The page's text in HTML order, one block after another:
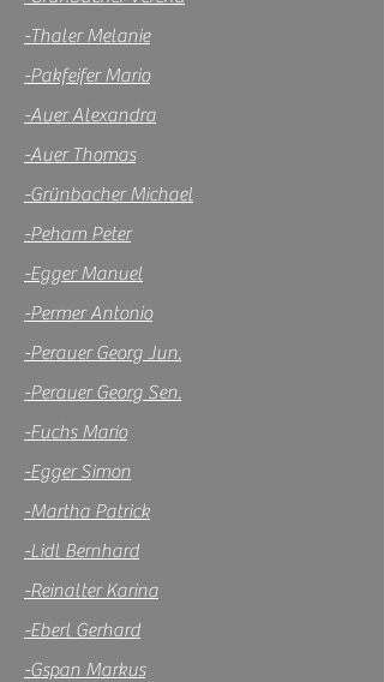
-Thaler Melanie
-Pakfeifer Mario
-Auer Alexandra
-Auer Thomas
-Grünbacher Michael
-Peham Peter
-Egger Manuel
-Permer Antonio
-Perauer Georg Jun.
-Perauer Georg Sen.
-Fuchs Mario
-Egger Simon
-Martha Patrick
-Lidl Bernhard
-Reinalter Karina
-Eberl Gerhard
-Gspan Markus